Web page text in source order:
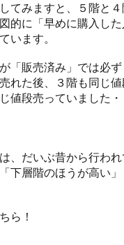
てみますと、５階と
的に「早めに購入し
います。
「販売済み」では必
れた後、３階も同じ
値段売っていました・
、だいぶ昔から行わ
下層階のほうが高い
ら！